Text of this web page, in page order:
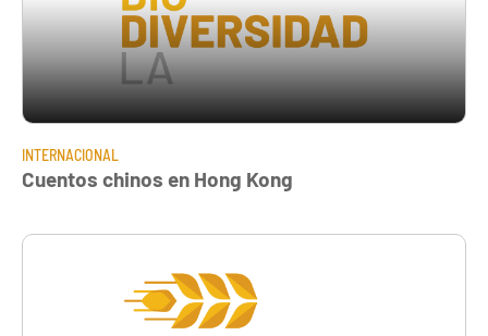
INTERNACIONAL
Cuentos chinos en Hong Kong